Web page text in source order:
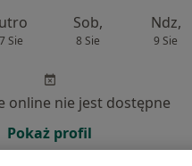
7 Sie
Sob,
8 Sie
Ndz,
9 Sie
online nie jest dostępne
Pokaż profil